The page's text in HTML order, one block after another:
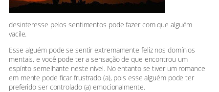
desinteresse pelos sentimentos pode fazer com que alguém
vacile.
Esse alguém pode se sentir extremamente feliz nos domínios
mentais, e você pode ter a sensação de que encontrou um
espírito semelhante neste nível. No entanto se tiver um romance
em mente pode ficar frustrado (a), pois esse alguém pode ter
preferido ser controlado (a) emocionalmente.